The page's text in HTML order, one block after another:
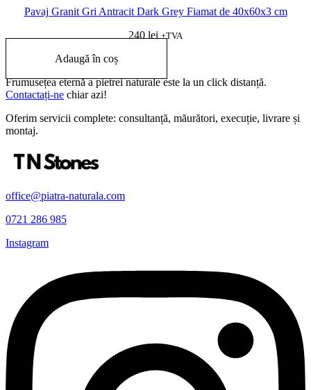
Pavaj Granit Gri Antracit Dark Grey Fiamat de 40x60x3 cm
240 lei +TVA
Adaugă în coș
Frumusețea eternă a pietrei naturale este la un click distanță.
Contactați-ne chiar azi!
Oferim servicii complete: consultanță, măurători, execuție, livrare și
montaj.
office@piatra-naturala.com
0721 286 985
Instagram